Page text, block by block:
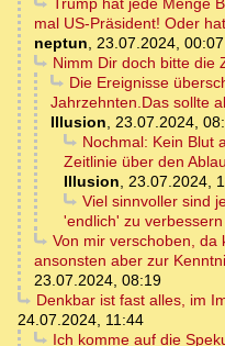
Trump hat jede Menge
mal US-Präsident! Oder
neptun, 23.07.2024, 00:07
Nimm Dir doch bitte die
Die Ereignisse
Jahrzehnten.Das sollte
Illusion, 23.07.2024,
Nochmal: Kein Blut
Zeitlinie über den
Illusion, 23.07.2024,
Viel sinnvoller sind
'endlich' zu
Von mir verschoben, da
ansonsten aber zur
23.07.2024, 08:19
Denkbar ist fast alles, im
24.07.2024, 11:44
Ich komme auf die